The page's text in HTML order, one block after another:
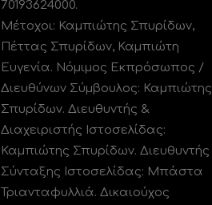
70193624000.
Μέτοχοι: Καμπιώτης Σπυρίδων,
Πέττας Σπυρίδων, Καμπιώτη
Ευγενία. Νόμιμος Εκπρόσωπος /
Διευθύνων Σύμβουλος: Καμπιώτης
Σπυρίδων. Διευθυντής &
Διαχειριστής Ιστοσελίδας:
Καμπιώτης Σπυρίδων. Διευθυντής
Σύνταξης Ιστοσελίδας: Μπάστα
Τριανταφυλλιά. Δικαιούχος